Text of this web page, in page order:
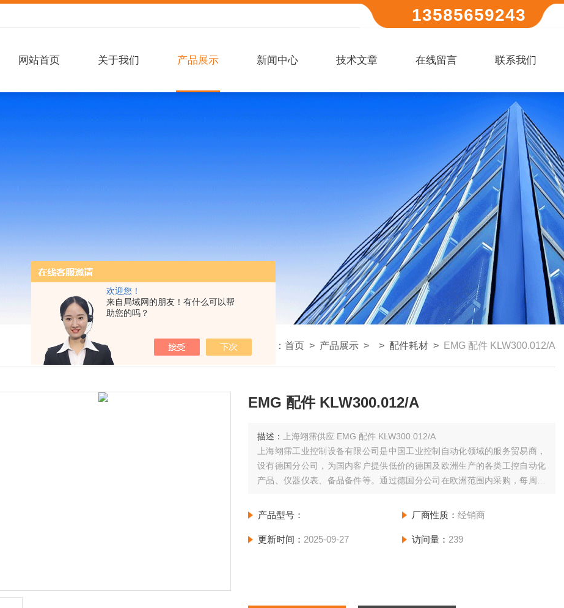
欢迎您！
来自局域网的朋友！有什么可以帮
助您的吗？
13585659243
网站首页 关于我们 产品展示 新闻中心 技术文章 在线留言 联系我们
我的位置： 首页 > 产品展示 > > 配件耗材 > EMG 配件 KLW300.012/A
EMG 配件 KLW300.012/A
描述：
上海翊霈供应 EMG 配件 KLW300.012/A
上海翊霈工业控制设备有限公司是中国工业控制自动化领域的服务贸易商，
设有德国分公司，为国内客户提供低价的德国及欧洲生产的各类工控自动化
产品、仪器仪表、备品备件等。通过德国分公司在欧洲范围内采购，每周日
每周至少空运发货一次，为您缩短货期。
产品型号： 厂商性质： 经销商
更新时间： 2025-09-27 访问量： 239